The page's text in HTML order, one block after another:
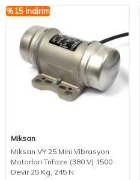
%15 İndirim
Miksan
Miksan VY 25 Mini Vibrasyon
Motorları Trifaze (380 V) 1500
Devir 25 Kg, 245 N